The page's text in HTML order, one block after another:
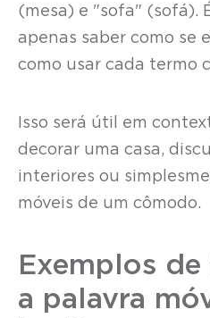
(mesa) e "sofa" (sofá).
apenas saber como se
como usar cada termo
Isso será útil em
decorar uma casa,
interiores ou
móveis de um cômodo.
Exemplos
a palavra